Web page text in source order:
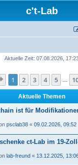
c't-Lab
Aktuelle Zeit: 07.08.2026,
Seite 1von 10
1 2 3 4 5
Aktuelle Themen
ist für
psclab38 « 09.02.2026, 09:52
ct-Lab im 19-
lab-freund « 13.12.2025,